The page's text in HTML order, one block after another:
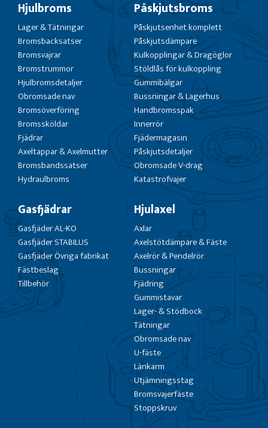
Hjulbroms
Lager & Tätningar
Bromsbacksatser
Bromsvajrar
Bromstrummor
Hjulbromsdetaljer
Obromsade nav
Bromsöverföring
Bromssköldar
Fjädrar
Axeltappar & Axelmutter
Bromsbandssatser
Hydraulbroms
Påskjutsbroms
Påskjutsenhet komplett
Påskjutsdämpare
Kulkopplingar & Dragöglor
Stöldlås för kulkoppling
Gummibälgar
Bussningar & Lagerhus
Handbromsspak
Innerrör
Fjädermagasin
Påskjutsdetaljer
Obromsade V-drag
Katastrofvajer
Gasfjädrar
Gasfjäder AL-KO
Gasfjäder STABILUS
Gasfjäder Övriga fabrikat
Fästbeslag
Tillbehör
Hjulaxel
Axlar
Axelstötdämpare & Fäste
Axelrör & Pendelrör
Bussningar
Fjädring
Gummistavar
Lager- & Stödbock
Tätningar
Obromsade nav
U-fäste
Länkarm
Utjämningsstag
Bromsvajerfäste
Stoppskruv